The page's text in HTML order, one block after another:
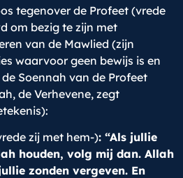
tegenover de Profeet (vrede
om bezig te zijn met
van de Mawlied (zijn
waarvoor geen bewijs is en
Soennah van de Profeet
de Verhevene, zegt
zij met hem-): “Als jullie
houden, volg mij dan. Allah
zonden vergeven. En